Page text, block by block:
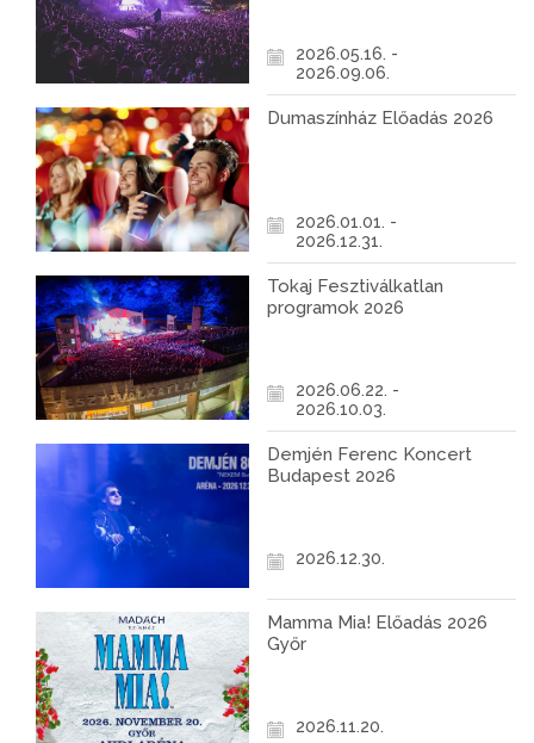
2026.05.16. -
2026.09.06.
Dumaszínház Előadás 2026
2026.01.01. -
2026.12.31.
Tokaj Fesztiválkatlan
programok 2026
2026.06.22. -
2026.10.03.
Demjén Ferenc Koncert
Budapest 2026
2026.12.30.
Mamma Mia! Előadás 2026
Győr
2026.11.20.